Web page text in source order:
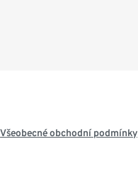
Všeobecné obchodní podmínky